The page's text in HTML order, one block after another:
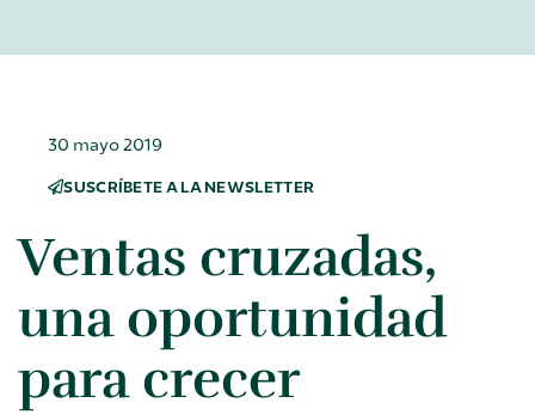
30 mayo 2019
SUSCRÍBETE A LA NEWSLETTER
Ventas cruzadas,
una oportunidad
para crecer